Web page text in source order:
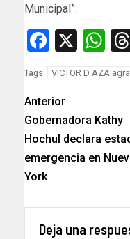
Municipal”.
X
Tags: VICTOR D AZA
Anterior
Gobernadora Kathy
Hochul declara
emergencia en
York
Deja una